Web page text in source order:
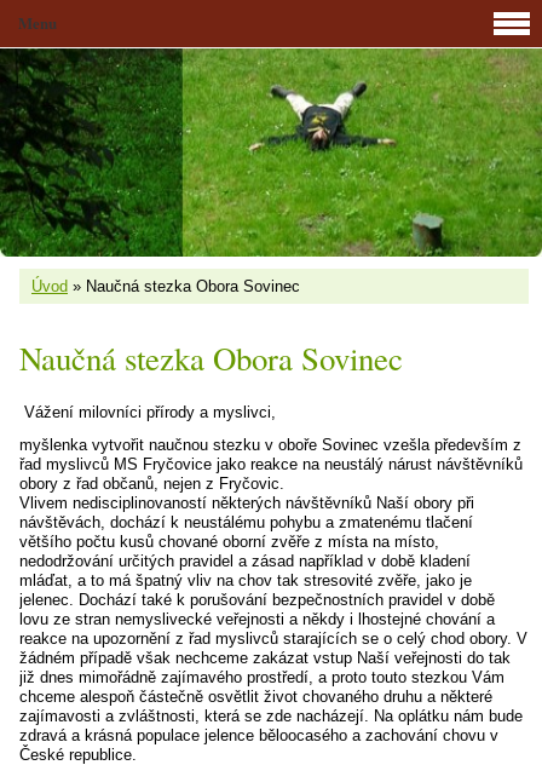
Úvod » Naučná stezka Obora Sovinec
Naučná stezka Obora Sovinec
Vážení milovníci přírody a myslivci,
myšlenka vytvořit naučnou stezku v oboře Sovinec vzešla především z
řad myslivců MS Fryčovice jako reakce na neustálý nárust návštěvníků
obory z řad občanů, nejen z Fryčovic.
Vlivem nedisciplinovaností některých návštěvníků Naší obory při
návštěvách, dochází k neustálému pohybu a zmatenému tlačení
většího počtu kusů chované oborní zvěře z místa na místo,
nedodržování určitých pravidel a zásad například v době kladení
mláďat, a to má špatný vliv na chov tak stresovité zvěře, jako je
jelenec. Dochází také k porušování bezpečnostních pravidel v době
lovu ze stran nemyslivecké veřejnosti a někdy i lhostejné chování a
reakce na upozornění z řad myslivců starajících se o celý chod obory. V
žádném případě však nechceme zakázat vstup Naší veřejnosti do tak
již dnes mimořádně zajímavého prostředí, a proto touto stezkou Vám
chceme alespoň částečně osvětlit život chovaného druhu a některé
zajímavosti a zvláštnosti, která se zde nacházejí. Na oplátku nám bude
zdravá a krásná populace jelence běloocasého a zachování chovu v
České republice.
Menu